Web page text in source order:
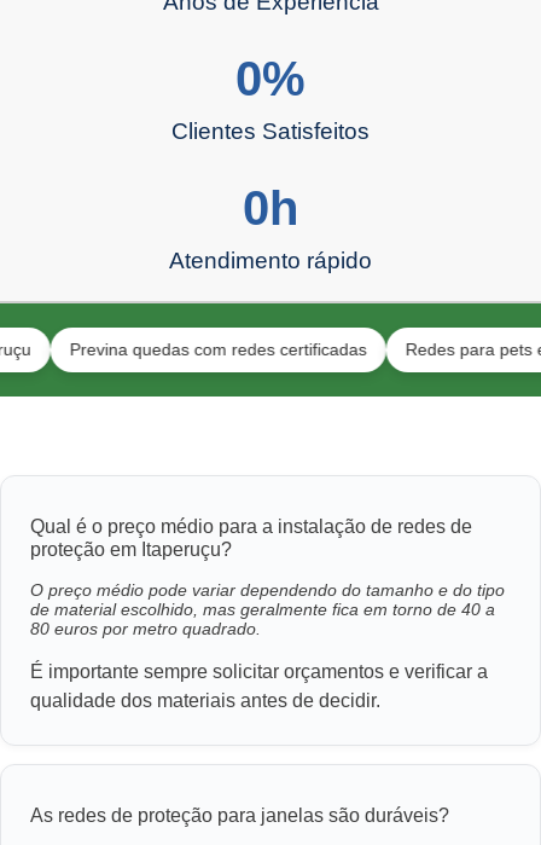
Clientes Satisfeitos
0%
Atendimento rápido
0h
Previna quedas com redes certificadas Redes para pets e toda
Qual é o preço médio para a instalação de redes de
proteção em Itaperuçu?
O preço médio pode variar dependendo do tamanho e do tipo
de material escolhido, mas geralmente fica em torno de 40 a
80 euros por metro quadrado.
É importante sempre solicitar orçamentos e verificar a
qualidade dos materiais antes de decidir.
As redes de proteção para janelas são duráveis?